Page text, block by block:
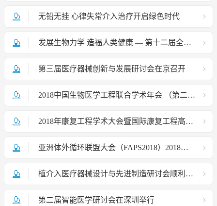
无铅无挂 心律失常介入治疗开启绿色时代
发展生物力学 造福人类健康 — 第十二届全国生物力学学术会议在西安召开
第三届医疗器械创新与发展研讨会在京召开
2018中国生物医学工程联合学术年会 （第二轮通知）
2018年康复工程学术大会暨国际康复工程高峰论坛 （第三轮通知）
亚洲体外循环联盟大会（FAPS2018）2018全国体外循环学术年会会议通知
植介入医疗器械设计与先进制造研讨会顺利召开
第二届智能医学研讨会在深圳举行